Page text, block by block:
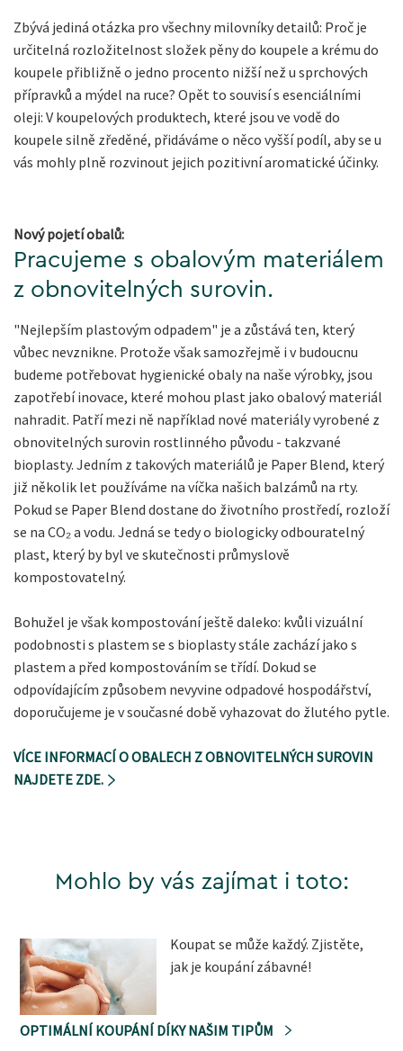
Zbývá jediná otázka pro všechny milovníky detailů: Proč je
určitelná rozložitelnost složek pěny do koupele a krému do
koupele přibližně o jedno procento nižší než u sprchových
přípravků a mýdel na ruce? Opět to souvisí s esenciálními
oleji: V koupelových produktech, které jsou ve vodě do
koupele silně zředěné, přidáváme o něco vyšší podíl, aby se u
vás mohly plně rozvinout jejich pozitivní aromatické účinky.
Nový pojetí obalů:
Pracujeme s obalovým materiálem
z obnovitelných surovin.
"Nejlepším plastovým odpadem" je a zůstává ten, který
vůbec nevznikne. Protože však samozřejmě i v budoucnu
budeme potřebovat hygienické obaly na naše výrobky, jsou
zapotřebí inovace, které mohou plast jako obalový materiál
nahradit. Patří mezi ně například nové materiály vyrobené z
obnovitelných surovin rostlinného původu - takzvané
bioplasty. Jedním z takových materiálů je Paper Blend, který
již několik let používáme na víčka našich balzámů na rty.
Pokud se Paper Blend dostane do životního prostředí, rozloží
se na CO₂ a vodu. Jedná se tedy o biologicky odbouratelný
plast, který by byl ve skutečnosti průmyslově
kompostovatelný.
Bohužel je však kompostování ještě daleko: kvůli vizuální
podobnosti s plastem se s bioplasty stále zachází jako s
plastem a před kompostováním se třídí. Dokud se
odpovídajícím způsobem nevyvine odpadové hospodářství,
doporučujeme je v současné době vyhazovat do žlutého pytle.
VÍCE INFORMACÍ O OBALECH Z OBNOVITELNÝCH SUROVIN
NAJDETE ZDE.
Mohlo by vás zajímat i toto:
Koupat se může každý. Zjistěte,
jak je koupání zábavné!
OPTIMÁLNÍ KOUPÁNÍ DÍKY NAŠIM TIPŮM